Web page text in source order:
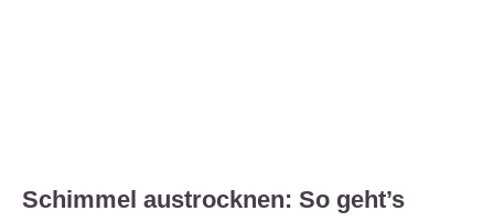
Schimmel austrocknen: So geht’s